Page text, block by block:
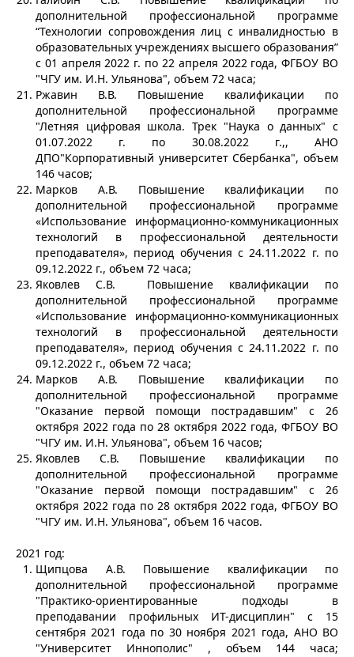
дополнительной профессиональной программе
“Технологии сопровождения лиц с инвалидностью в
образовательных учреждениях высшего образования”
с 01 апреля 2022 г. по 22 апреля 2022 года, ФГБОУ ВО
"ЧГУ им. И.Н. Ульянова", объем 72 часа;
Ржавин В.В. Повышение квалификации по
дополнительной профессиональной программе
"Летняя цифровая школа. Трек "Наука о данных" с
01.07.2022 г. по 30.08.2022 г.,, АНО
ДПО"Корпоративный университет Сбербанка", объем
146 часов;
Марков А.В. Повышение квалификации по
дополнительной профессиональной программе
«Использование информационно-коммуникационных
технологий в профессиональной деятельности
преподавателя», период обучения с 24.11.2022 г. по
09.12.2022 г., объем 72 часа;
Яковлев С.В. Повышение квалификации по
дополнительной профессиональной программе
«Использование информационно-коммуникационных
технологий в профессиональной деятельности
преподавателя», период обучения с 24.11.2022 г. по
09.12.2022 г., объем 72 часа;
Марков А.В. Повышение квалификации по
дополнительной профессиональной программе
"Оказание первой помощи пострадавшим" с 26
октября 2022 года по 28 октября 2022 года, ФГБОУ ВО
"ЧГУ им. И.Н. Ульянова", объем 16 часов;
Яковлев С.В. Повышение квалификации по
дополнительной профессиональной программе
"Оказание первой помощи пострадавшим" с 26
октября 2022 года по 28 октября 2022 года, ФГБОУ ВО
"ЧГУ им. И.Н. Ульянова", объем 16 часов.
2021 год:
Щипцова А.В. Повышение квалификации по
дополнительной профессиональной программе
"Практико-ориентированные подходы в
преподавании профильных ИТ-дисциплин" с 15
сентября 2021 года по 30 ноября 2021 года, АНО ВО
"Университет Иннополис" , объем 144 часа;